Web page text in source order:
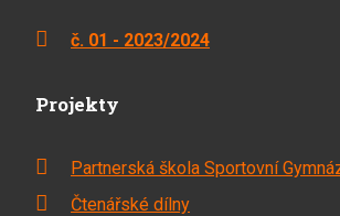
č. 01 - 2023/2024
Projekty
Partnerská škola Sportovní
Čtenářské dílny